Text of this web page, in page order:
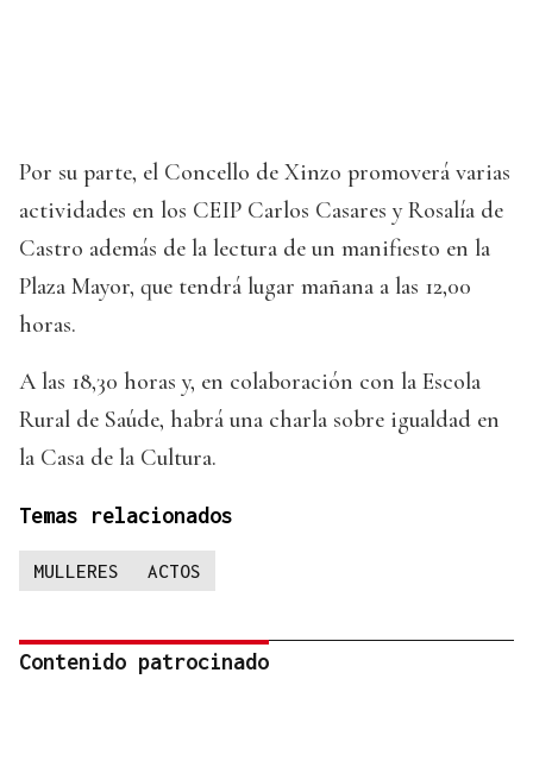
Por su parte, el Concello de Xinzo promoverá varias
actividades en los CEIP Carlos Casares y Rosalía de
Castro además de la lectura de un manifiesto en la
Plaza Mayor, que tendrá lugar mañana a las 12,00
horas.
A las 18,30 horas y, en colaboración con la Escola
Rural de Saúde, habrá una charla sobre igualdad en
la Casa de la Cultura.
Temas relacionados
MULLERES ACTOS
Contenido patrocinado